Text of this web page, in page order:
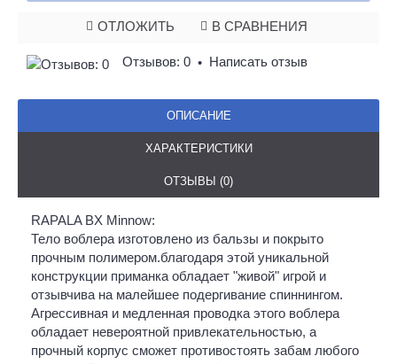
ОТЛОЖИТЬ В СРАВНЕНИЯ
Отзывов: 0 • Написать отзыв
ОПИСАНИЕ
ХАРАКТЕРИСТИКИ
ОТЗЫВЫ (0)
RAPALA BX Minnow:
Тело воблера изготовлено из бальзы и покрыто
прочным полимером.благодаря этой уникальной
конструкции приманка обладает "живой" игрой и
отзывчива на малейшее подергивание спиннингом.
Агрессивная и медленная проводка этого воблера
обладает невероятной привлекательностью, а
прочный корпус сможет противостоять забам любого